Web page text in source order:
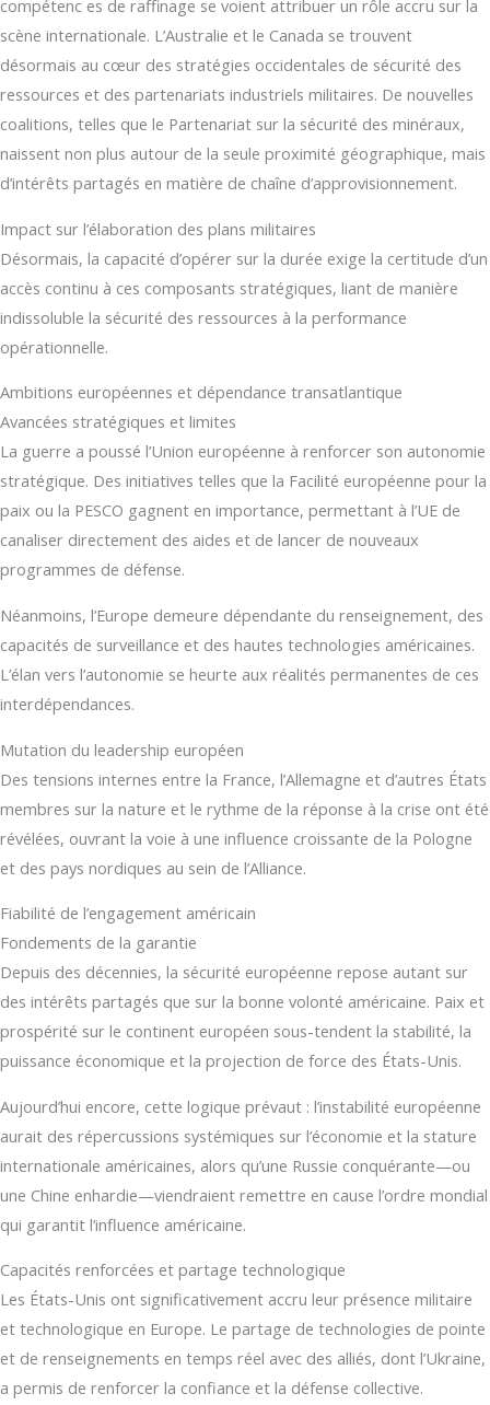
compétenc es de raffinage se voient attribuer un rôle accru sur la
scène internationale. L’Australie et le Canada se trouvent
désormais au cœur des stratégies occidentales de sécurité des
ressources et des partenariats industriels militaires. De nouvelles
coalitions, telles que le Partenariat sur la sécurité des minéraux,
naissent non plus autour de la seule proximité géographique, mais
d’intérêts partagés en matière de chaîne d’approvisionnement.
Impact sur l’élaboration des plans militaires
Désormais, la capacité d’opérer sur la durée exige la certitude d’un
accès continu à ces composants stratégiques, liant de manière
indissoluble la sécurité des ressources à la performance
opérationnelle.
Ambitions européennes et dépendance transatlantique
Avancées stratégiques et limites
La guerre a poussé l’Union européenne à renforcer son autonomie
stratégique. Des initiatives telles que la Facilité européenne pour la
paix ou la PESCO gagnent en importance, permettant à l’UE de
canaliser directement des aides et de lancer de nouveaux
programmes de défense.
Néanmoins, l’Europe demeure dépendante du renseignement, des
capacités de surveillance et des hautes technologies américaines.
L’élan vers l’autonomie se heurte aux réalités permanentes de ces
interdépendances.
Mutation du leadership européen
Des tensions internes entre la France, l’Allemagne et d’autres États
membres sur la nature et le rythme de la réponse à la crise ont été
révélées, ouvrant la voie à une influence croissante de la Pologne
et des pays nordiques au sein de l’Alliance.
Fiabilité de l’engagement américain
Fondements de la garantie
Depuis des décennies, la sécurité européenne repose autant sur
des intérêts partagés que sur la bonne volonté américaine. Paix et
prospérité sur le continent européen sous-tendent la stabilité, la
puissance économique et la projection de force des États-Unis.
Aujourd’hui encore, cette logique prévaut : l’instabilité européenne
aurait des répercussions systémiques sur l’économie et la stature
internationale américaines, alors qu’une Russie conquérante—ou
une Chine enhardie—viendraient remettre en cause l’ordre mondial
qui garantit l’influence américaine.
Capacités renforcées et partage technologique
Les États-Unis ont significativement accru leur présence militaire
et technologique en Europe. Le partage de technologies de pointe
et de renseignements en temps réel avec des alliés, dont l’Ukraine,
a permis de renforcer la confiance et la défense collective.